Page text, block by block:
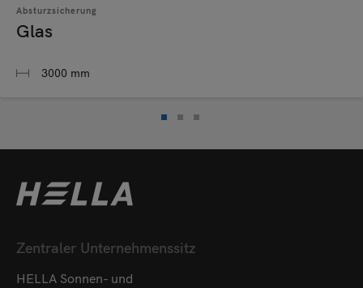
Absturzsicherung
Glas
3000 mm
Zentraler Unternehmenssitz
HELLA Sonnen- und